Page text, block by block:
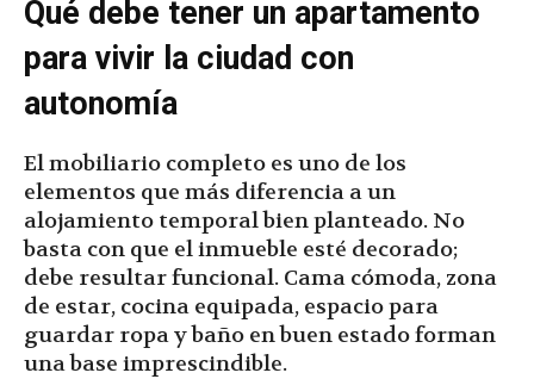
Qué debe tener un apartamento
para vivir la ciudad con
autonomía
El mobiliario completo es uno de los
elementos que más diferencia a un
alojamiento temporal bien planteado. No
basta con que el inmueble esté decorado;
debe resultar funcional. Cama cómoda, zona
de estar, cocina equipada, espacio para
guardar ropa y baño en buen estado forman
una base imprescindible.